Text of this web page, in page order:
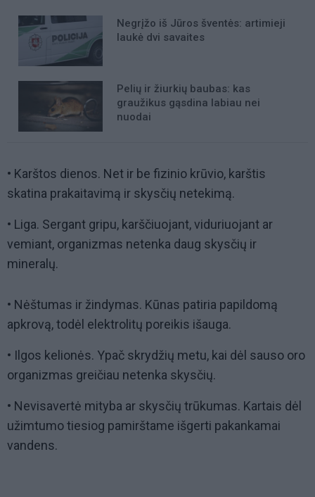
Negrįžo iš Jūros šventės: artimieji
laukė dvi savaites
Pelių ir žiurkių baubas: kas
graužikus gąsdina labiau nei
nuodai
• Karštos dienos. Net ir be fizinio krūvio, karštis
skatina prakaitavimą ir skysčių netekimą.
• Liga. Sergant gripu, karščiuojant, viduriuojant ar
vemiant, organizmas netenka daug skysčių ir
mineralų.
• Nėštumas ir žindymas. Kūnas patiria papildomą
apkrovą, todėl elektrolitų poreikis išauga.
• Ilgos kelionės. Ypač skrydžių metu, kai dėl sauso oro
organizmas greičiau netenka skysčių.
• Nevisavertė mityba ar skysčių trūkumas. Kartais dėl
užimtumo tiesiog pamirštame išgerti pakankamai
vandens.